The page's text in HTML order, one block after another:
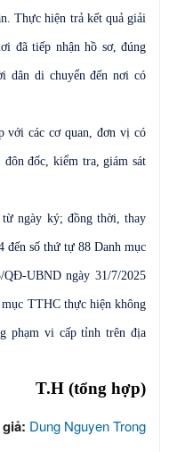
Thực hiện trả kết quả giải
đã tiếp nhận hồ sơ, đúng
dân di chuyển đến nơi có
với các cơ quan, đơn vị có
đốc, kiểm tra, giám sát
ngày ký; đồng thời, thay
đến số thứ tự 88 Danh mục
QĐ-UBND ngày 31/7/2025
TTHC thực hiện không
phạm vi cấp tỉnh trên địa
T.H (tổng hợp)
Dung Nguyen Trong